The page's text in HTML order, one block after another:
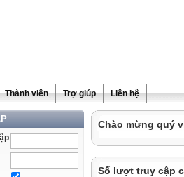
Thành viên Trợ giúp Liên hệ
Chào mừng quý
Số lượt truy cập